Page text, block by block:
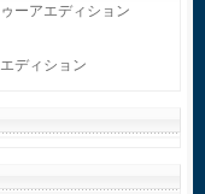
ーアエディション
ディション